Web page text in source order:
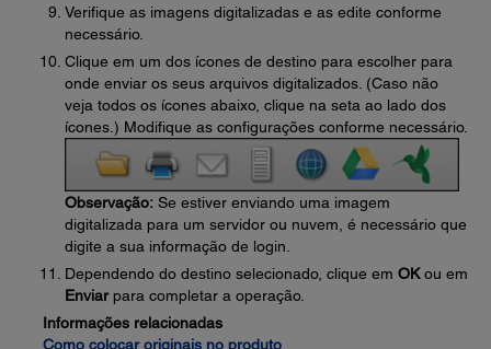
Verifique as imagens digitalizadas e as edite conforme
necessário.
Clique em um dos ícones de destino para escolher para
onde enviar os seus arquivos digitalizados. (Caso não
veja todos os ícones abaixo, clique na seta ao lado dos
ícones.) Modifique as configurações conforme necessário.
Observação: Se estiver enviando uma imagem
digitalizada para um servidor ou nuvem, é necessário que
digite a sua informação de login.
Dependendo do destino selecionado, clique em OKou em
Enviarpara completar a operação.
Informações relacionadas
Como colocar originais no produto